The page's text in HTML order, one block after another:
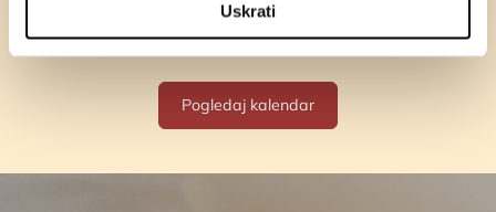
Uskrati
Pogledaj kalendar